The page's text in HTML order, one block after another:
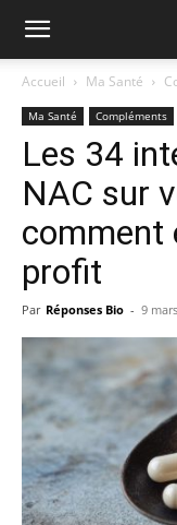
Accueil Ma Santé
Ma Santé Compléments
Les 34
NAC sur
comment
profit
Par Réponses Bio - 9